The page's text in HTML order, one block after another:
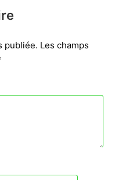
publiée. Les champs